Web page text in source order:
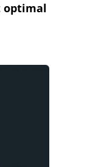
optimal